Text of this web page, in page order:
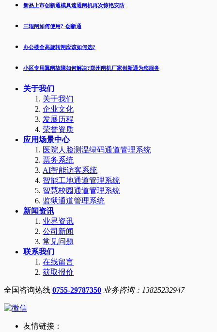
新品上市创新通模具速通闸机再次惊艳安防
三辊闸如何使用?-创新通
办公楼全高旋转闸应该如何选?
小区专用翼闸故障如何解决?郑州闸机厂家创新通为您服务
关于我们
关于我们
企业文化
发展历程
荣誉资质
应用场景中心
医院人脸测温绿码通道管理系统
票务系统
AI智能访客系统
智能工地通道管理系统
智慧校园通道管理系统
监狱通道管理系统
新闻资讯
业界资讯
公司新闻
常见问题
联系我们
在线留言
获取报价
全国咨询热线 0755-29787350 业务咨询：13825232947
友情链接：